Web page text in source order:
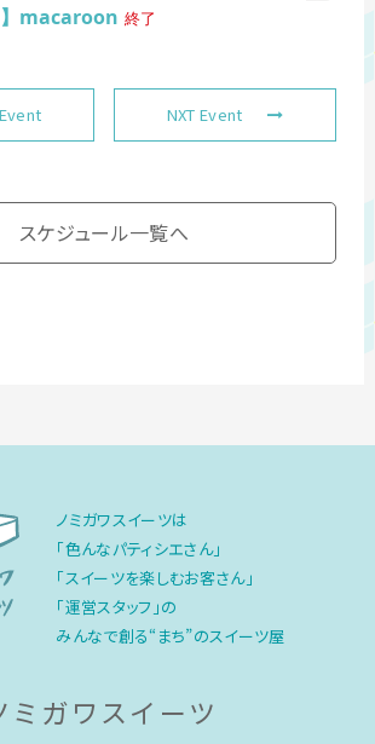
】macaroon 終了
NXT Event
スケジュール一覧へ
ノミガワスイーツは
「色んなパティシエさん」
「スイーツを楽しむお客さん」
「運営スタッフ」の
みんなで創る“まち”のスイーツ屋
ミガワスイーツ